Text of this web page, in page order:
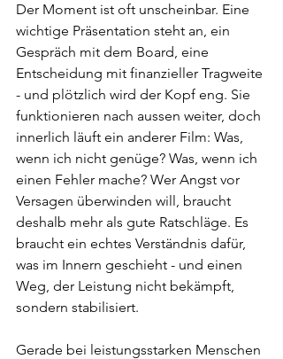
Der Moment ist oft unscheinbar. Eine
wichtige Präsentation steht an, ein
Gespräch mit dem Board, eine
Entscheidung mit finanzieller Tragweite
- und plötzlich wird der Kopf eng. Sie
funktionieren nach aussen weiter, doch
innerlich läuft ein anderer Film: Was,
wenn ich nicht genüge? Was, wenn ich
einen Fehler mache? Wer Angst vor
Versagen überwinden will, braucht
deshalb mehr als gute Ratschläge. Es
braucht ein echtes Verständnis dafür,
was im Innern geschieht - und einen
Weg, der Leistung nicht bekämpft,
sondern stabilisiert.
Gerade bei leistungsstarken Menschen